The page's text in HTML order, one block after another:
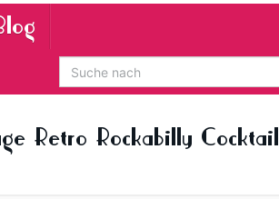
Retro Rockabilly Cocktail